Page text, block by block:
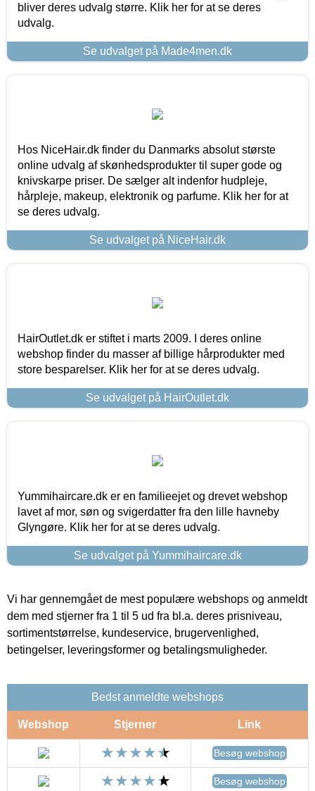
bliver deres udvalg større. Klik her for at se deres
udvalg.
Se udvalget på Made4men.dk
Hos NiceHair.dk finder du Danmarks absolut største
online udvalg af skønhedsprodukter til super gode og
knivskarpe priser. De sælger alt indenfor hudpleje,
hårpleje, makeup, elektronik og parfume. Klik her for at
se deres udvalg.
Se udvalget på NiceHair.dk
HairOutlet.dk er stiftet i marts 2009. I deres online
webshop finder du masser af billige hårprodukter med
store besparelser. Klik her for at se deres udvalg.
Se udvalget på HairOutlet.dk
Yummihaircare.dk er en familieejet og drevet webshop
lavet af mor, søn og svigerdatter fra den lille havneby
Glyngøre. Klik her for at se deres udvalg.
Se udvalget på Yummihaircare.dk
Vi har gennemgået de mest populære webshops og anmeldt
dem med stjerner fra 1 til 5 ud fra bl.a. deres prisniveau,
sortimentstørrelse, kundeservice, brugervenlighed,
betingelser, leveringsformer og betalingsmuligheder.
Bedst anmeldte webshops
Webshop Stjerner Link
Besøg webshop
Besøg webshop